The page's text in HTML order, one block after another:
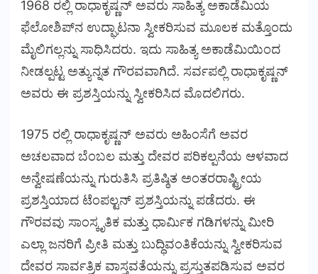
1968 ರಲ್ಲಿ ರಾಧಾಕೃಷ್ಣನ್ ಅವರು ಸಾಹಿತ್ಯ ಅಕಾಡೆಮಿಯ
ಫೆಲೋಶಿಪ್‌ನ ಉದ್ಘಾಟನಾ ಸ್ವೀಕರಿಸುವ ಮೂಲಕ ಮತ್ತೊಂದು
ಮೈಲಿಗಲ್ಲನ್ನು ಸಾಧಿಸಿದರು. ಇದು ಸಾಹಿತ್ಯ ಅಕಾಡೆಮಿಯಿಂದ
ನೀಡಲ್ಪಟ್ಟ ಅತ್ಯುನ್ನತ ಗೌರವವಾಗಿದೆ. ಸರ್ವಪಲ್ಲಿ ರಾಧಾಕೃಷ್ಣನ್
ಅವರು ಈ ಪ್ರಶಸ್ತಿಯನ್ನು ಸ್ವೀಕರಿಸಿದ ಮೊದಲಿಗರು.
1975 ರಲ್ಲಿ ರಾಧಾಕೃಷ್ಣನ್ ಅವರು ಅಹಿಂಸೆಗೆ ಅವರ
ಅಚಲವಾದ ಬೆಂಬಲ ಮತ್ತು ದೇವರ ಪರಿಕಲ್ಪನೆಯ ಆಳವಾದ
ಅನ್ವೇಷಣೆಯನ್ನು ಗುರುತಿಸಿ ಪ್ರತಿಷ್ಠಿತ ಅಂತರರಾಷ್ಟ್ರೀಯ
ಪ್ರಶಸ್ತಿಯಾದ ಟೆಂಪಲ್ಟನ್ ಪ್ರಶಸ್ತಿಯನ್ನು ಪಡೆದರು. ಈ
ಗೌರವವು ಸಾಂಸ್ಕೃತಿಕ ಮತ್ತು ಧಾರ್ಮಿಕ ಗಡಿಗಳನ್ನು ಮೀರಿ
ಎಲ್ಲಾ ಜನರಿಗೆ ಪ್ರೀತಿ ಮತ್ತು ಬುದ್ಧಿವಂತಿಕೆಯನ್ನು ಸ್ವೀಕರಿಸುವ
ದೇವರ ಸಾರ್ವತ್ರಿಕ ವಾಸ್ತವತೆಯನ್ನು ಪ್ರಸ್ತುತಪಡಿಸುವ ಅವರ